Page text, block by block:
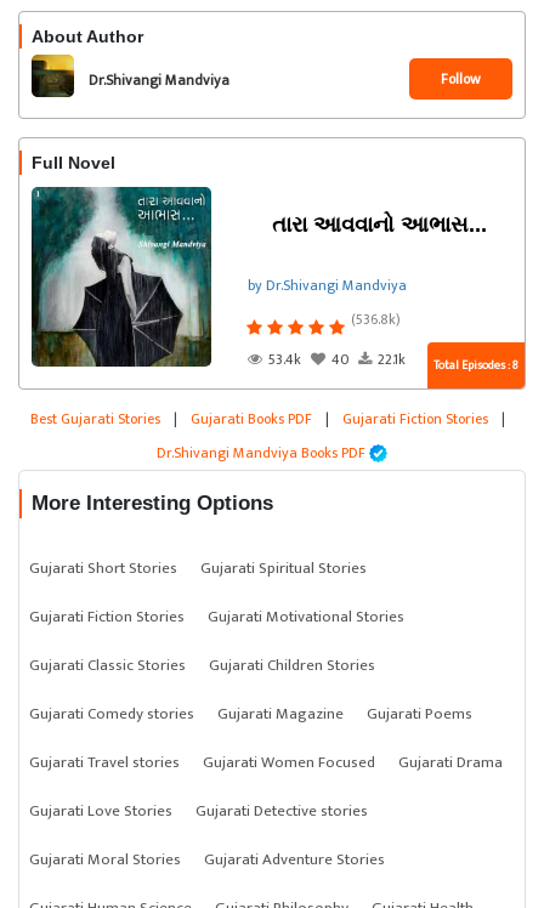
About Author
Dr.Shivangi Mandviya Follow
Full Novel
તારા આવવાનો આભાસ...
by Dr.Shivangi Mandviya
(536.8k)
53.4k
40 22.1k Total Episodes : 8
Best Gujarati Stories | Gujarati Books PDF | Gujarati Fiction Stories |
Dr.Shivangi Mandviya Books PDF
More Interesting Options
Gujarati Short Stories
Gujarati Spiritual Stories
Gujarati Fiction Stories
Gujarati Motivational Stories
Gujarati Classic Stories
Gujarati Children Stories
Gujarati Comedy stories
Gujarati Magazine
Gujarati Poems
Gujarati Travel stories
Gujarati Women Focused
Gujarati Drama
Gujarati Love Stories
Gujarati Detective stories
Gujarati Moral Stories
Gujarati Adventure Stories